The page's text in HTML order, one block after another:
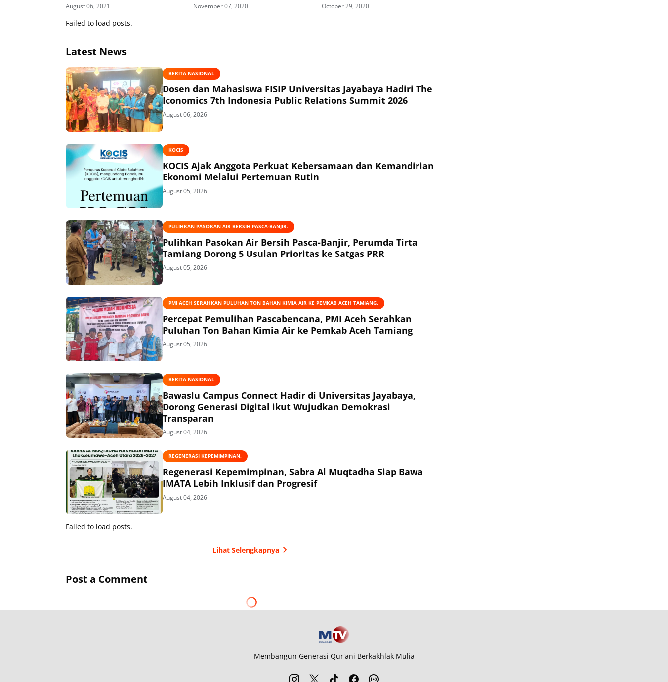
Internasional Libya
August 06, 2021 November 07, 2020 October 29, 2020
Failed to load posts.
Latest News
BERITA NASIONAL
Dosen dan Mahasiswa FISIP Universitas Jayabaya Hadiri The
Iconomics 7th Indonesia Public Relations Summit 2026
August 06, 2026
KOCIS
KOCIS Ajak Anggota Perkuat Kebersamaan dan Kemandirian
Ekonomi Melalui Pertemuan Rutin
August 05, 2026
PULIHKAN PASOKAN AIR BERSIH PASCA-BANJIR.
Pulihkan Pasokan Air Bersih Pasca-Banjir, Perumda Tirta
Tamiang Dorong 5 Usulan Prioritas ke Satgas PRR
August 05, 2026
PMI ACEH SERAHKAN PULUHAN TON BAHAN KIMIA AIR KE PEMKAB ACEH TAMIANG.
Percepat Pemulihan Pascabencana, PMI Aceh Serahkan
Puluhan Ton Bahan Kimia Air ke Pemkab Aceh Tamiang
August 05, 2026
BERITA NASIONAL
Bawaslu Campus Connect Hadir di Universitas Jayabaya,
Dorong Generasi Digital ikut Wujudkan Demokrasi
Transparan
August 04, 2026
REGENERASI KEPEMIMPINAN.
Regenerasi Kepemimpinan, Sabra Al Muqtadha Siap Bawa
IMATA Lebih Inklusif dan Progresif
August 04, 2026
Failed to load posts.
Lihat Selengkapnya
Post a Comment
Membangun Generasi Qur'ani Berkakhlak Mulia